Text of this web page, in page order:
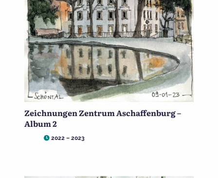
Zeichnungen Zentrum Aschaffenburg –
Album 2
2022 – 2023